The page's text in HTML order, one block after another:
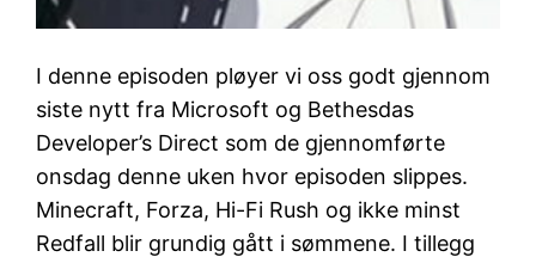
I denne episoden pløyer vi oss godt gjennom
siste nytt fra Microsoft og Bethesdas
Developer’s Direct som de gjennomførte
onsdag denne uken hvor episoden slippes.
Minecraft, Forza, Hi-Fi Rush og ikke minst
Redfall blir grundig gått i sømmene. I tillegg